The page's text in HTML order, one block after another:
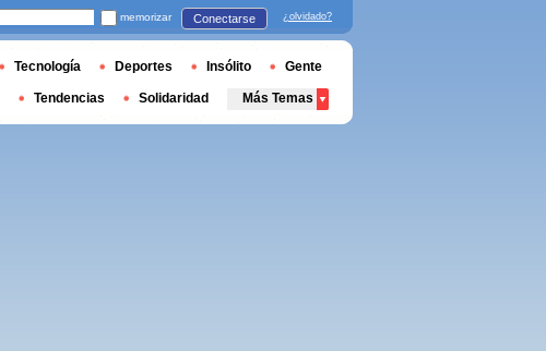
memorizar Conectarse ¿olvidado?
Tecnología Deportes Insólito Gente
Tendencias Solidaridad Más Temas